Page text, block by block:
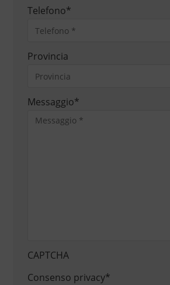
Telefono*
Provincia
Messaggio*
CAPTCHA
Consenso privacy*